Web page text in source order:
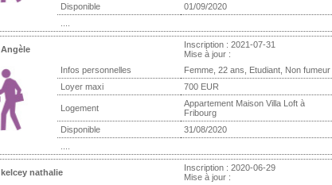
Disponible
01/09/2020
Angèle
Inscription : 2021-07-31
Mise à jour :
Infos personnelles
Femme, 22 ans, Etudiant, Non fumeur
Loyer maxi 700 EUR
Logement
Appartement Maison Villa Loft à
Fribourg
Disponible
31/08/2020
kelcey nathalie
Inscription : 2020-06-29
Mise à jour :